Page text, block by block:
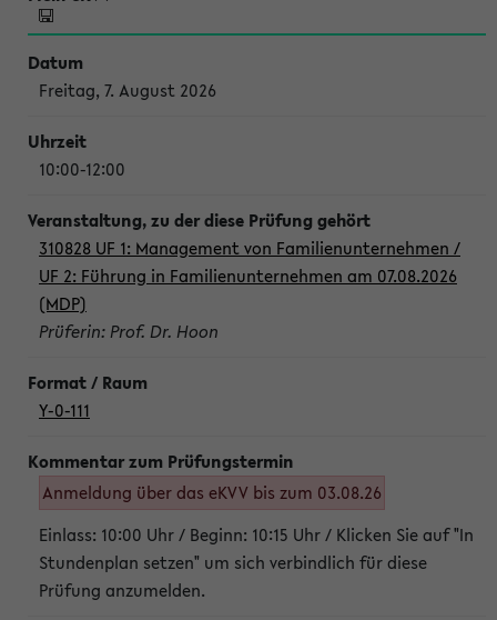
Freitag, 7. August 2026
10:00-12:00
310828 UF 1: Management von Familienunternehmen /
UF 2: Führung in Familienunternehmen am 07.08.2026
(MDP)
Prüferin: Prof. Dr. Hoon
Y-0-111
Anmeldung über das eKVV bis zum 03.08.26
Einlass: 10:00 Uhr / Beginn: 10:15 Uhr / Klicken Sie auf "In
Stundenplan setzen" um sich verbindlich für diese
Prüfung anzumelden.